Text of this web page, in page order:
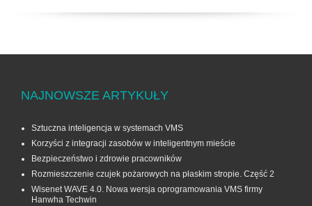
NAJNOWSZE ARTYKUŁY
Sztuczna inteligencja w systemach VMS
Korzyści z integracji zasobów w inteligentnym mieście
Bezpieczeństwo i zdrowie pracowników
Rozmieszczenie czujek pożarowych na płaskim stropie. Część 2
Wisenet WAVE 4.0. Nowa wersja oprogramowania VMS firmy
Hanwha Techwin